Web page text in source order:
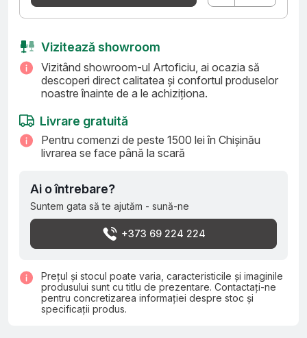
Vizitează showroom
Vizitând showroom-ul Artoficiu, ai ocazia să
descoperi direct calitatea și confortul produselor
noastre înainte de a le achiziționa.
Livrare gratuită
Pentru comenzi de peste 1500 lei în Chișinău
livrarea se face până la scară
Ai o întrebare?
Suntem gata să te ajutăm - sună-ne
+373 69 224 224
Prețul și stocul poate varia, caracteristicile și imaginile
produsului sunt cu titlu de prezentare. Contactați-ne
pentru concretizarea informației despre stoc și
specificații produs.